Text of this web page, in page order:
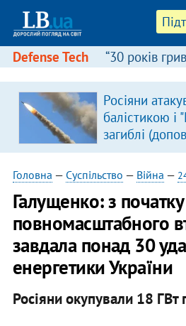
Defense Tech “30 років
Росіяни
балістикою і
загиблі
Головна — Суспільство — Війна —
Галущенко: з початку
повномасштабного
завдала понад 30
енергетики України
Росіяни окупували 18 ГВт